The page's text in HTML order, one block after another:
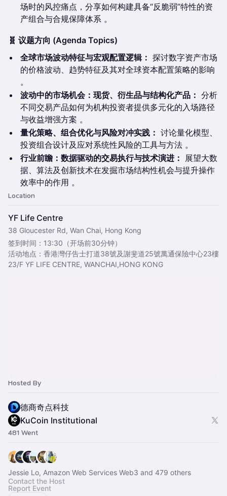
场时的风控痛点，分享如何构建具备“反脆弱”特性的资
产组合与合规保障体系 。
🧬 议题方向 (Agenda Topics)
全球市场波动特征与宏观配置逻辑： 探讨数字资产市场
的价格波动、趋势特征及其对全球资本配置策略的影响
。
波动中的市场机会：现货、衍生品与结构化产品： 分析
不同交易产品如何为机构投资者提供多元化的入场路径
与收益增强方案 。
量化策略、组合优化与风险对冲实践： 讨论量化模型、
投资组合设计及应对系统性风险的工具与方法 。
行业前瞻：数据驱动的交易执行与技术演进： 展望大数
据、算法及创新技术在发掘市场结构性机会与提升操作
效率中的作用 。
Location
YF Life Centre
38 Gloucester Rd, Wan Chai, Hong Kong
签到时间：13:30（开场前30分钟）
活动地点：香港灣仔告士打道38號及謝斐道25號萬通保險中心23樓
23/F YF LIFE CENTRE, WANCHAI,HONG KONG
Hosted By
德商奇点科技
KuCoin Institutional
481 Went
Jessie Lo, Amazon Web Services Web3 and 479 others
Contact the Host
Report Event